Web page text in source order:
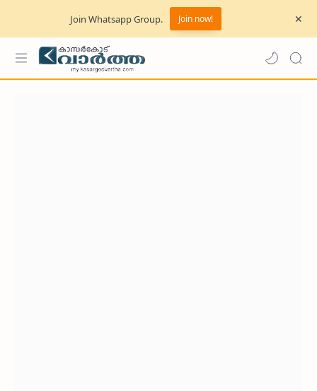
Join Whatsapp Group. Join now!